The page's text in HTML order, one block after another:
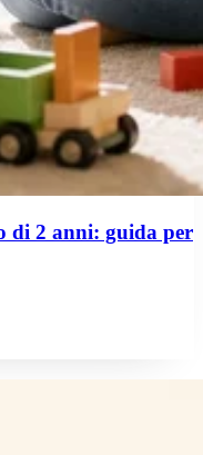
di 2 anni: guida per